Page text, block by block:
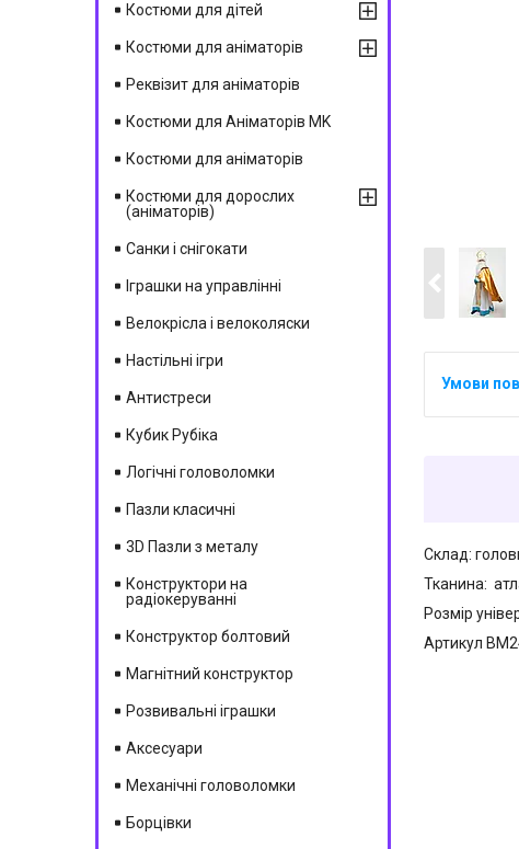
Склад:
Тканина:
Розмір
Артикул
Костюми для дітей
Костюми для аніматорів
Реквізит для аніматорів
Костюми для Аніматорів MK
Костюми для аніматорів
Костюми для дорослих
(аніматорів)
Санки і снігокати
Іграшки на управлінні
Велокрісла і велоколяски
Настільні ігри
Антистреси
Кубик Рубіка
Логічні головоломки
Пазли класичні
3D Пазли з металу
Конструктори на
радіокеруванні
Конструктор болтовий
Магнітний конструктор
Розвивальні іграшки
Аксесуари
Механічні головоломки
Борцівки